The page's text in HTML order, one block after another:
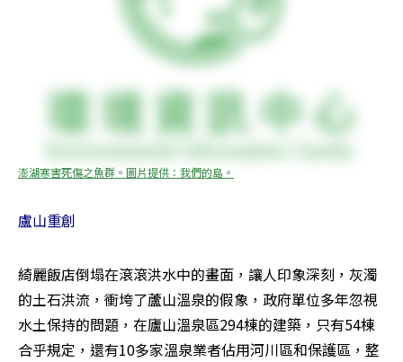
澎湖寒害死傷之魚群。圖片提供：我們的島。
盧山重創
綺麗飯店倒塌在滾滾洪水中的畫面，讓人印象深刻，灰濁
的土石洪流，衝垮了蘆山溫泉的假象，政府單位多年忽視
水土保持的問題，在廬山溫泉區294棟的建築，只有54棟
合乎規定，還有10多家溫泉業者佔用河川區和保護區，整